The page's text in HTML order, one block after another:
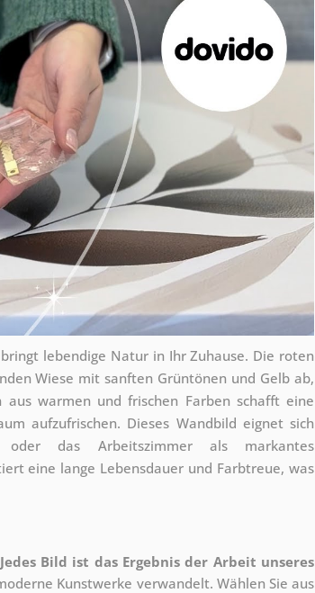
lebendige Natur in Ihr Zuhause. Die roten
Wiese mit sanften Grüntönen und Gelb ab,
warmen und frischen Farben schafft eine
aufzufrischen. Dieses Wandbild eignet sich
oder das Arbeitszimmer als markantes
eine lange Lebensdauer und Farbtreue, was
Jedes Bild ist das Ergebnis der Arbeit unseres
Kunstwerke verwandelt. Wählen Sie aus